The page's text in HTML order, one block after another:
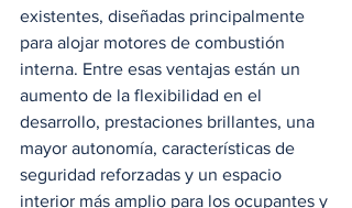
existentes, diseñadas principalmente
para alojar motores de combustión
interna. Entre esas ventajas están un
aumento de la flexibilidad en el
desarrollo, prestaciones brillantes, una
mayor autonomía, características de
seguridad reforzadas y un espacio
interior más amplio para los ocupantes y